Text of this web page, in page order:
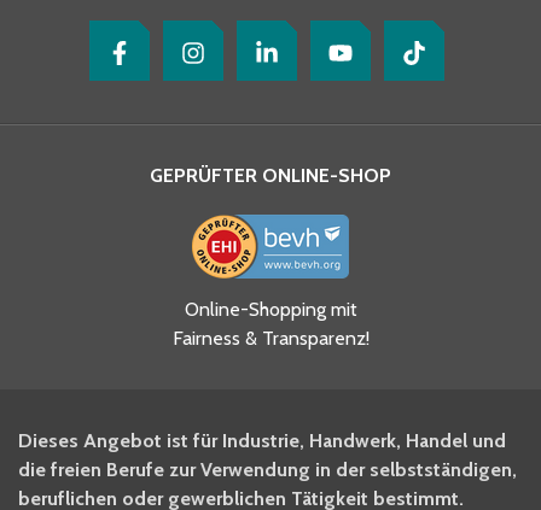
Ja, ich habe die
Datenschutzhinweise gelesen
und akzeptiere diese.
BITO Newsletter Fachwissen
Intralogistiker anmelden.
GEPRÜFTER ONLINE-SHOP
Online-Shopping mit
Fairness & Transparenz!
Dieses Angebot ist für Industrie, Handwerk, Handel und
die freien Berufe zur Verwendung in der selbstständigen,
beruflichen oder gewerblichen Tätigkeit bestimmt.